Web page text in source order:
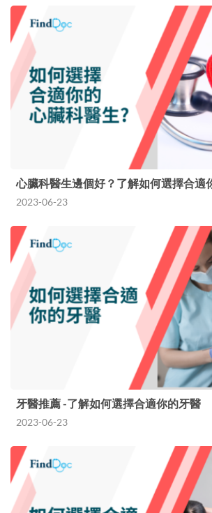
心臟科醫生邊個好？了解如何選擇合適
2023-06-23
牙醫推薦 -了解如何選擇合適你的牙醫
2023-06-23